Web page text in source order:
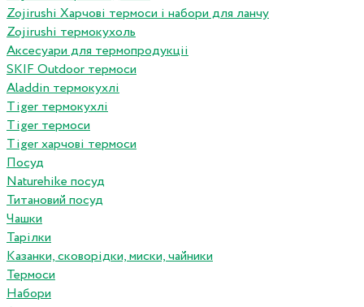
Zojirushi Харчові термоси і набори для ланчу
Zojirushi термокухоль
Аксесуари для термопродукціі
SKIF Outdoor термоси
Aladdin термокухлі
Tiger термокухлі
Tiger термоси
Tiger харчові термоси
Посуд
Naturehike посуд
Титановий посуд
Чашки
Тарілки
Казанки, сковорідки, миски, чайники
Термоси
Набори